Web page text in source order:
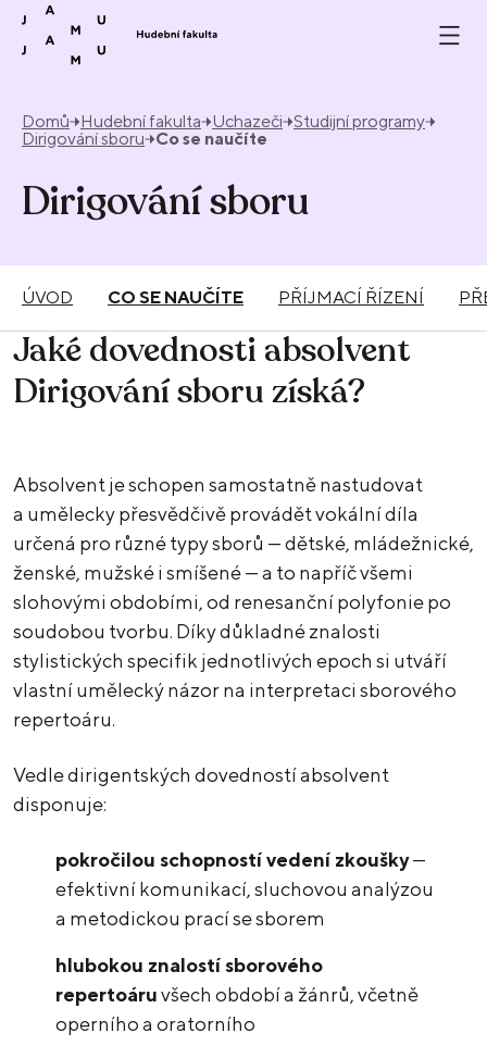
Přeskočit na obsah
Domů Hudební fakulta Uchazeči Studijní programy
Dirigování sboru
Co se naučíte
Dirigování sboru
ÚVOD CO SE NAUČÍTE PŘÍJMACÍ ŘÍZENÍ
Jaké dovednosti absolvent
Dirigování sboru získá?
Absolvent je schopen samostatně nastudovat
a umělecky přesvědčivě provádět vokální díla
určená pro různé typy sborů — dětské, mládežnické,
ženské, mužské i smíšené — a to napříč všemi
slohovými obdobími, od renesanční polyfonie po
soudobou tvorbu. Díky důkladné znalosti
stylistických specifik jednotlivých epoch si utváří
vlastní umělecký názor na interpretaci sborového
repertoáru.
Vedle dirigentských dovedností absolvent
disponuje:
pokročilou schopností vedení zkoušky—
efektivní komunikací, sluchovou analýzou
a metodickou prací se sborem
hlubokou znalostí sborového
repertoáruvšech období a žánrů, včetně
operního a oratorního